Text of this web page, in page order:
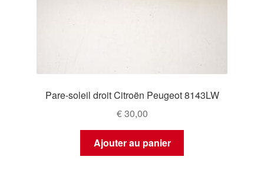
Pare-soleil droit Citroën Peugeot 8143LW
€30,00
Ajouter au panier